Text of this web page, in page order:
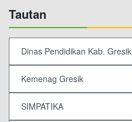
Tautan
Dinas Pendidikan Kab. Gresik
Kemenag Gresik
SIMPATIKA